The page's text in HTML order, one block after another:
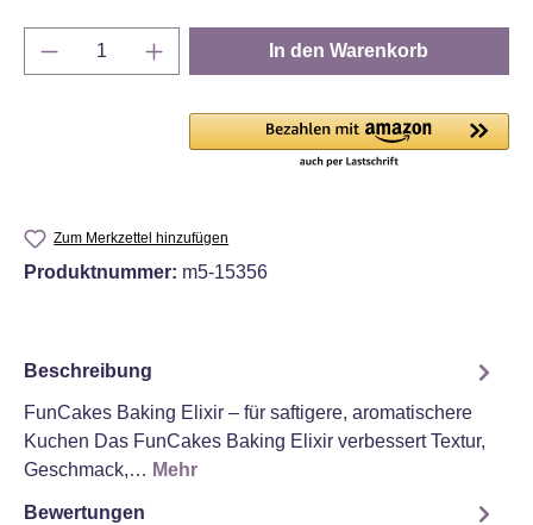
Produkt Anzahl: Gib den gewünschten
In den Warenkorb
Zum Merkzettel hinzufügen
Produktnummer: m5-15356
Beschreibung
FunCakes Baking Elixir – für saftigere, aromatischere
Kuchen Das FunCakes Baking Elixir verbessert Textur,
Geschmack,… Mehr
Bewertungen